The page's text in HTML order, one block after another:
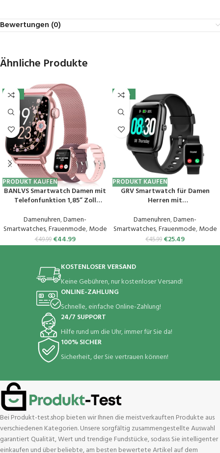
Bewertungen (0)
Ähnliche Produkte
-10%
PRODUKT KAUFEN
BANLVS Smartwatch Damen mit
Telefonfunktion 1,85“ Zoll
Herzfrequenz, Schlafmonitor,
Menstruationszyklus, IP68
wasserdichte Sportuhr für iOS
und Android (Rosa)
Damenuhren,Damen-
Smartwatches,Frauenmode,Mode
€49.99 €44.99
-45%
PRODUKT KAUFEN
GRV Smartwatch für Damen
Herren mit
Herzfrequenzmessung,SpO2,Sch
rittzähler,Schlafmonitor,Multi
Trainingsmodi für iOS Android
Handy
Damenuhren,Damen-
Smartwatches,Frauenmode,Mode
€45.99 €25.49
KOSTENLOSER VERSAND
Keine Gebühren, nur kostenloser Versand!
ONLINE-ZAHLUNG
Schnelle, einfache Online-Zahlung!
24/7 SUPPORT
Hilfe rund um die Uhr, immer für Sie da!
100% SICHER
Sicherheit, der Sie vertrauen können!
Bei Produkt-test.shop bieten wir Ihnen die meistverkauften Produkte aus
verschiedenen Kategorien. Unsere sorgfältig zusammengestellte Auswahl
garantiert Qualität, Wert und trendige Fundstücke, sodass Sie intelligenter
einkaufen und über beliebte, am besten bewertete Artikel auf dem